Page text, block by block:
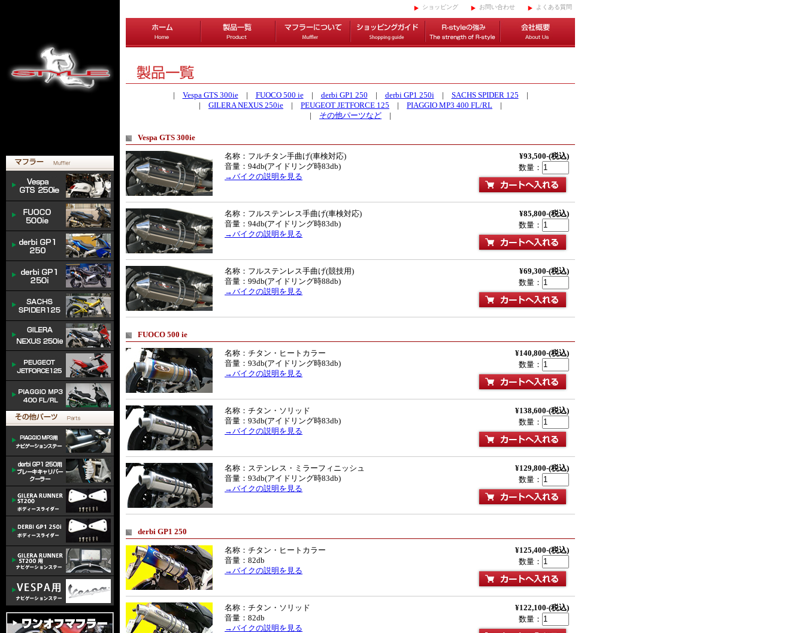
ショッピング お問い合わせ よくある質問
| Vespa GTS 300ie| FUOCO 500 ie| derbi GP1 250 | derbi GP1 250i| SACHS SPIDER 125 |
| GILERA NEXUS 250ie | PEUGEOT JETFORCE 125 | PIAGGIO MP3 400 FL/RL |
| その他パーツなど |
Vespa GTS 300ie
名称：フルチタン手曲げ(車検対応)
音量：94db(アイドリング時83db)
→バイクの説明を見る
¥93,500-(税込)
数量：
名称：フルステンレス手曲げ(車検対応)
音量：94db(アイドリング時83db)
→バイクの説明を見る
¥85,800-(税込)
数量：
名称：フルステンレス手曲げ(競技用)
音量：99db(アイドリング時88db)
→バイクの説明を見る
¥69,300-(税込)
数量：
FUOCO 500 ie
名称：チタン・ヒートカラー
音量：93db(アイドリング時83db)
→バイクの説明を見る
¥140,800-(税込)
数量：
名称：チタン・ソリッド
音量：93db(アイドリング時83db)
→バイクの説明を見る
¥138,600-(税込)
数量：
名称：ステンレス・ミラーフィニッシュ
音量：93db(アイドリング時83db)
→バイクの説明を見る
¥129,800-(税込)
数量：
derbi GP1 250
名称：チタン・ヒートカラー
音量：82db
→バイクの説明を見る
¥125,400-(税込)
数量：
名称：チタン・ソリッド
音量：82db
→バイクの説明を見る
¥122,100-(税込)
数量：